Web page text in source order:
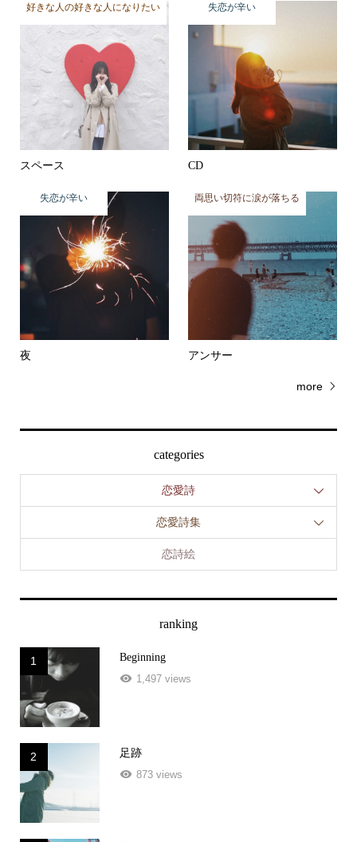
好きな人の好きな人になりたい
スペース
失恋が辛い
CD
失恋が辛い
夜
両思い切符に涙が落ちる
アンサー
more
categories
恋愛詩
恋愛詩集
恋詩絵
ranking
1
Beginning
1,497 views
2
足跡
873 views